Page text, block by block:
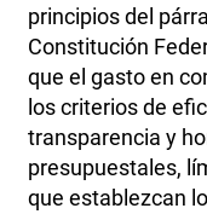
principios del
Constitución
que el gasto en
los criterios de
transparencia y
presupuestales,
que establezcan